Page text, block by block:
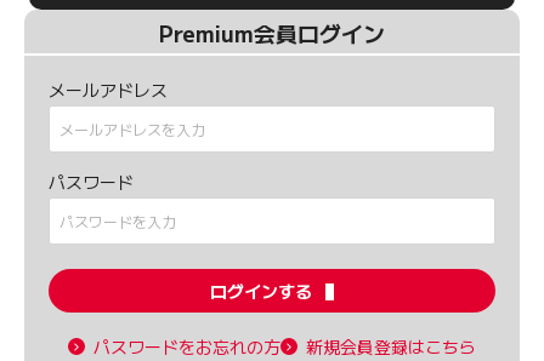
Premium会員ログイン
メールアドレス
パスワード
ログインする
パスワードをお忘れの方 新規会員登録はこちら